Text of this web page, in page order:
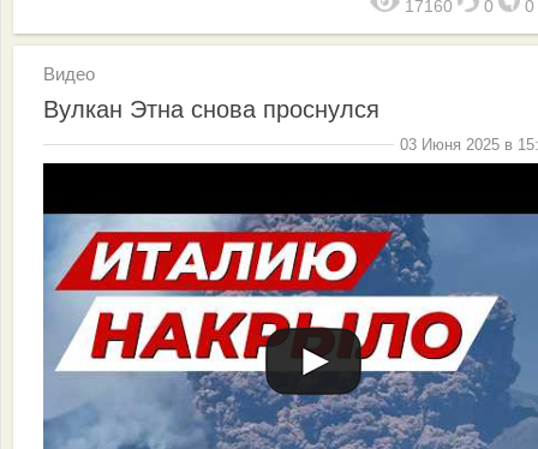
17160 0 0
Видео
Вулкан Этна снова проснулся
03 Июня 2025 в